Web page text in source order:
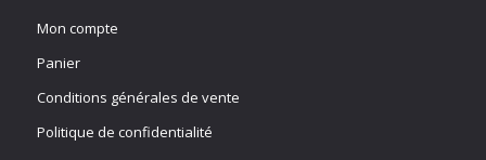
Mon compte
Panier
Conditions générales de vente
Politique de confidentialité